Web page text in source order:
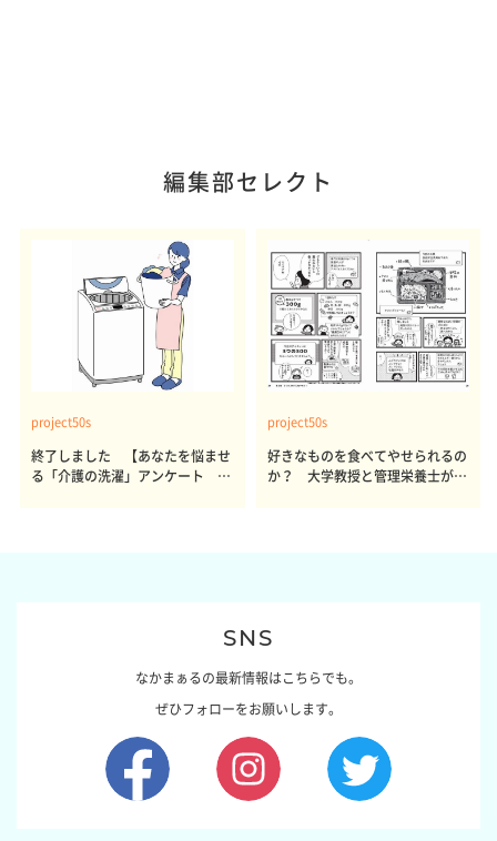
編集部セレクト
project50s
終了しました 【あなたを悩ませ
る「介護の洗濯」アンケート 体
project50s
好きなものを食べてやせられるの
か？ 大学教授と管理栄養士が出
SNS
なかまぁるの最新情報はこちらでも。
ぜひフォローをお願いします。